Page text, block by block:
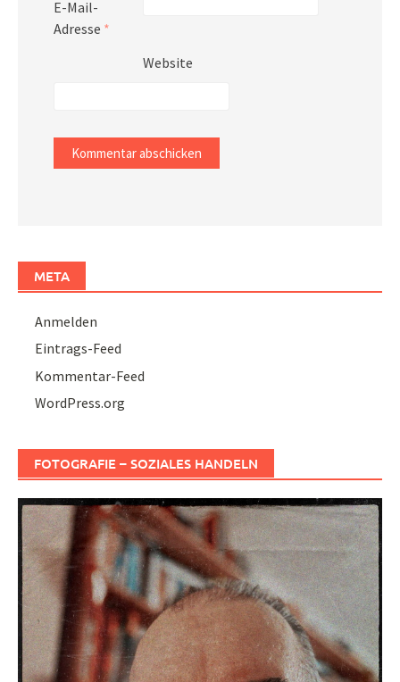
E-Mail-
Adresse *
Website
META
Anmelden
Eintrags-Feed
Kommentar-Feed
WordPress.org
FOTOGRAFIE – SOZIALES HANDELN